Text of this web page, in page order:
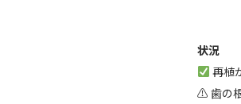
状況
再植
⚠ 歯の